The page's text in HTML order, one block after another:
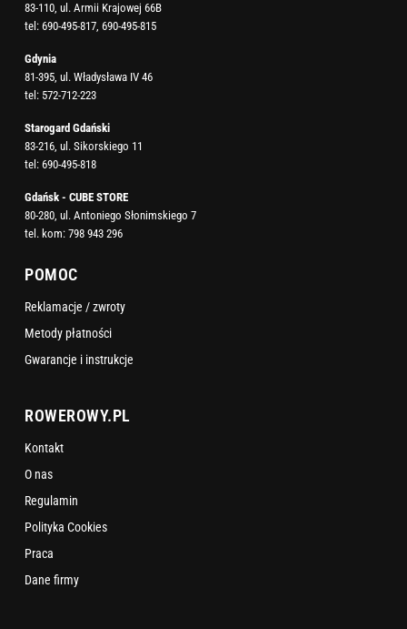
83-110, ul. Armii Krajowej 66B
tel: 690-495-817, 690-495-815
Gdynia
81-395, ul. Władysława IV 46
tel: 572-712-223
Starogard Gdański
83-216, ul. Sikorskiego 11
tel: 690-495-818
Gdańsk - CUBE STORE
80-280, ul. Antoniego Słonimskiego 7
tel. kom: 798 943 296
POMOC
Reklamacje / zwroty
Metody płatności
Gwarancje i instrukcje
ROWEROWY.PL
Kontakt
O nas
Regulamin
Polityka Cookies
Praca
Dane firmy